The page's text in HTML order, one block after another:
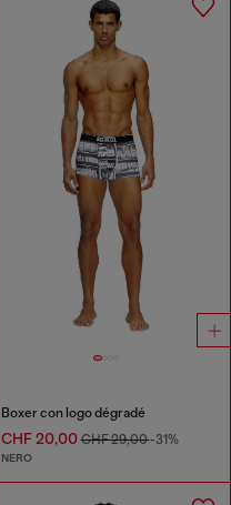
Boxer con logo dégradé
CHF 20,00CHF 29,00-31%
NERO